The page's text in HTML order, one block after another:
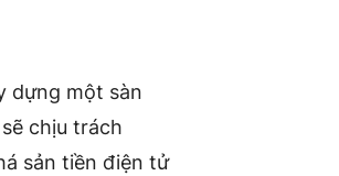
dựng một sàn
chịu trách
sản tiền điện tử